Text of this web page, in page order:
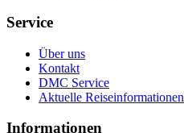
Service
Über uns
Kontakt
DMC Service
Aktuelle Reiseinformationen
Informationen